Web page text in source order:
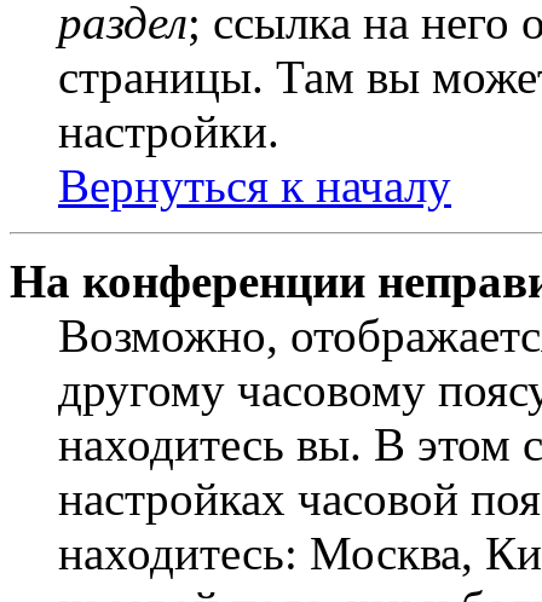
раздел; ссылка на него
страницы. Там вы
настройки.
Вернуться к началу
На конференции
Возможно,
другому часовому
находитесь вы. В этом
настройках часовой
находитесь: Москва,